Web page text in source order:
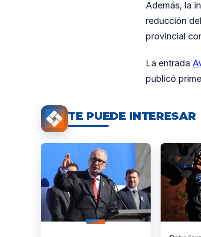
Además, la
reducción
provincial
La entrada
publicó
TE PUEDE INTERESAR